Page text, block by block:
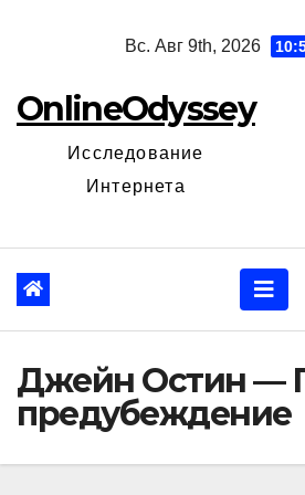
Вс. Авг 9th, 2026
OnlineOdyssey
Исследование
Интернета
Джейн Остин —
предубеждение